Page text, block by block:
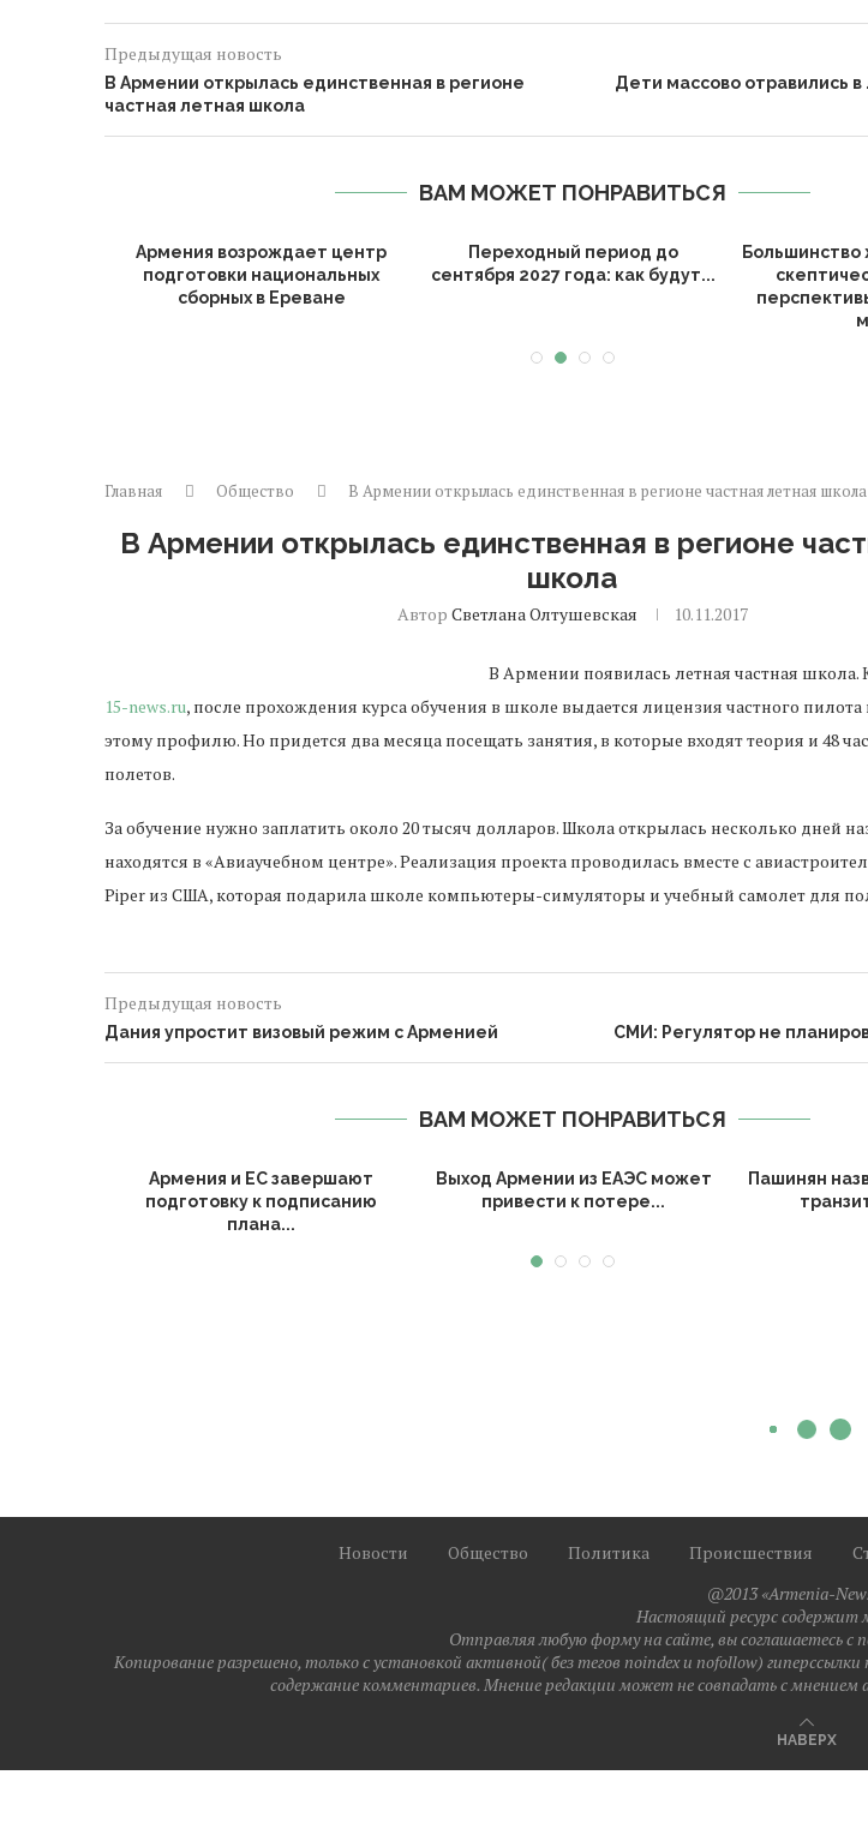
Предыдущая новость
В Армении открылась единственная в регионе
частная летная школа
Дети массово отравились
ВАМ МОЖЕТ ПОНРАВИТЬСЯ
Армения возрождает центр
подготовки национальных
сборных в Ереване
Переходный период до
сентября 2027 года: как будут...
Главная Общество В Армении открылась единственная в регионе частная летная школа
В Армении открылась единственная в регионе
школа
Автор Светлана Олтушевская 10.11.2017
В Армении появилась летная частная школа.
15-news.ru, после прохождения курса обучения в школе выдается лицензия частного
этому профилю. Но придется два месяца посещать занятия, в которые входят теория и 48
полетов.
За обучение нужно заплатить около 20 тысяч долларов. Школа открылась несколько дней
находятся в «Авиаучебном центре». Реализация проекта проводилась вместе с
Piper из США, которая подарила школе компьютеры-симуляторы и учебный самолет для
Предыдущая новость
Дания упростит визовый режим с Арменией СМИ: Регулятор не
ВАМ МОЖЕТ ПОНРАВИТЬСЯ
Армения и ЕС завершают
подготовку к подписанию
плана...
Выход Армении из ЕАЭС может
привести к потере...
Пашинян
Новости Общество Политика Происшествия
@2013 «Armenia-
Настоящий ресурс содержит
Отправляя любую форму на сайте, вы соглашаетесь с
Копирование разрешено, только с установкой активной( без тегов noindex и nofollow)
содержание комментариев. Мнение редакции может не совпадать с
НАВЕРХ